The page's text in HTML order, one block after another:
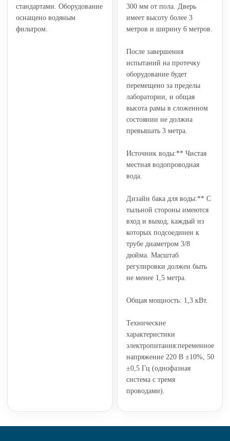
стандартами. Оборудование
оснащено водяным
фильтром.
300 мм от пола. Дверь
имеет высоту более 3
метров и ширину 6 метров.
После завершения
испытаний на протечку
оборудование будет
перемещено за пределы
лаборатории, и общая
высота рамы в сложенном
состоянии не должна
превышать 3 метра.
Источник воды:** Чистая
местная водопроводная
вода.
Дизайн бака для воды:** С
тыльной стороны имеются
вход и выход, каждый из
которых подсоединен к
трубе диаметром 3/8
дюйма. Масштаб
регулировки должен быть
не менее 1,5 метра.
Общая мощность: 1,3 кВт.
Технические
характеристики
электропитания:переменное
напряжение 220 В ±10%, 50
±0,5 Гц (однофазная
система с тремя
проводами).